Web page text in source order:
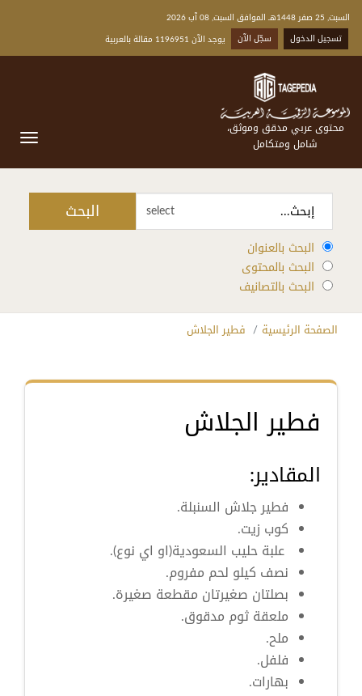
السبت, 25 صفر 1448هـ الموافق السبت, 08 آب 2026
تسجيل الدخول
سجّل الآن يوجد الآن 1196951 مقالة بالعربية
محتوى عربي مدقق وموثق،
شامل ومتكامل
select البحث
البحث بالعنوان
البحث بالمحتوى
البحث بالتصانيف
الصفحة الرئيسية فطير الجلاش
فطير الجلاش
المقادير:
فطير جلاش السنبلة.
كوب زيت.
علبة حليب السعودية(او اي نوع).
نصف كيلو لحم مفروم.
بصلتان صغيرتان مقطعة صغيرة.
ملعقة ثوم مدقوق.
ملح.
فلفل.
بهارات.